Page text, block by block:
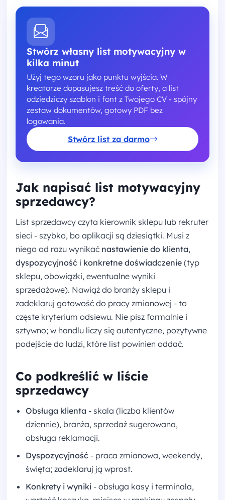
Stwórz własny list motywacyjny w
kilka minut
Użyj tego wzoru jako punktu wyjścia. W
kreatorze dopasujesz treść do oferty, a list
odziedziczy szablon i font z Twojego CV - spójny
zestaw dokumentów, gotowy PDF bez
logowania.
Stwórz list za darmo
Jak napisać list motywacyjny
sprzedawcy?
List sprzedawcy czyta kierownik sklepu lub rekruter
sieci - szybko, bo aplikacji są dziesiątki. Musi z
niego od razu wynikać nastawienie do klienta,
dyspozycyjność i konkretne doświadczenie (typ
sklepu, obowiązki, ewentualne wyniki
sprzedażowe). Nawiąż do branży sklepu i
zadeklaruj gotowość do pracy zmianowej - to
częste kryterium odsiewu. Nie pisz formalnie i
sztywno; w handlu liczy się autentyczne, pozytywne
podejście do ludzi, które list powinien oddać.
Co podkreślić w liście
sprzedawcy
Obsługa klienta - skala (liczba klientów
dziennie), branża, sprzedaż sugerowana,
obsługa reklamacji.
Dyspozycyjność - praca zmianowa, weekendy,
święta; zadeklaruj ją wprost.
Konkrety i wyniki - obsługa kasy i terminala,